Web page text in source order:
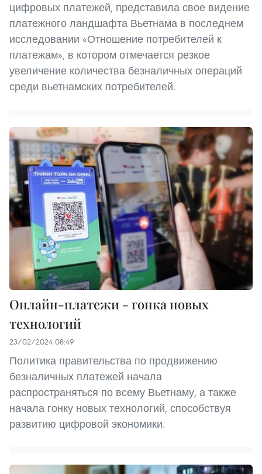
цифровых платежей, представила свое видение
платежного ландшафта Вьетнама в последнем
исследовании «Отношение потребителей к
платежам», в котором отмечается резкое
увеличение количества безналичных операций
среди вьетнамских потребителей.
Онлайн-платежи - гонка новых
технологий
23/02/2024 08:49
Политика правительства по продвижению
безналичных платежей начала
распространяться по всему Вьетнаму, а также
начала гонку новых технологий, способствуя
развитию цифровой экономики.